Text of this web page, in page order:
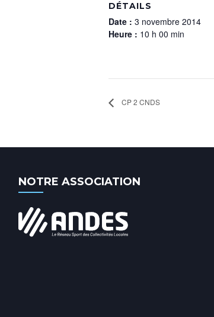
DÉTAILS
Date : 3 novembre 2014
Heure : 10 h 00 min
CP 2 CNDS
NOTRE ASSOCIATION